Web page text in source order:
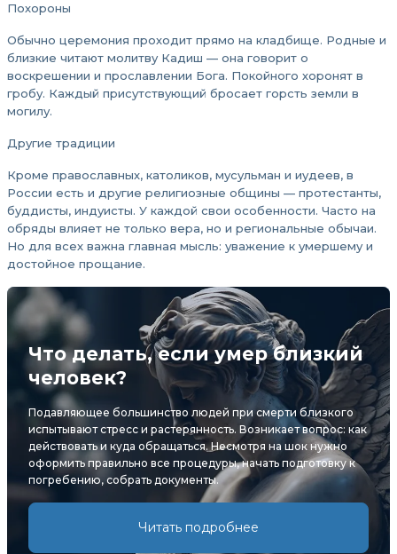
Похороны
Обычно церемония проходит прямо на кладбище. Родные и
близкие читают молитву Кадиш — она говорит о
воскрешении и прославлении Бога. Покойного хоронят в
гробу. Каждый присутствующий бросает горсть земли в
могилу.
Другие традиции
Кроме православных, католиков, мусульман и иудеев, в
России есть и другие религиозные общины — протестанты,
буддисты, индуисты. У каждой свои особенности. Часто на
обряды влияет не только вера, но и региональные обычаи.
Но для всех важна главная мысль: уважение к умершему и
достойное прощание.
Что делать, если умер близкий
человек?
Подавляющее большинство людей при смерти близкого
испытывают стресс и растерянность. Возникает вопрос: как
действовать и куда обращаться. Несмотря на шок нужно
оформить правильно все процедуры, начать подготовку к
погребению, собрать документы.
Читать подробнее